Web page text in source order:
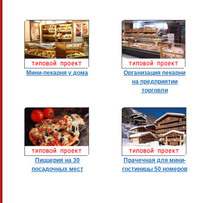
Мини-пекарня у дома
Организация пекарни
на предприятии
торговли
Пиццерия на 30
посадочных мест
Прачечная для мини-
гостиницы 50 номеров